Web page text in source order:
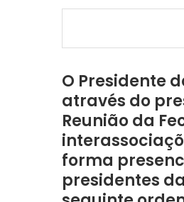
O Presidente
através do
Reunião da
forma
presidentes